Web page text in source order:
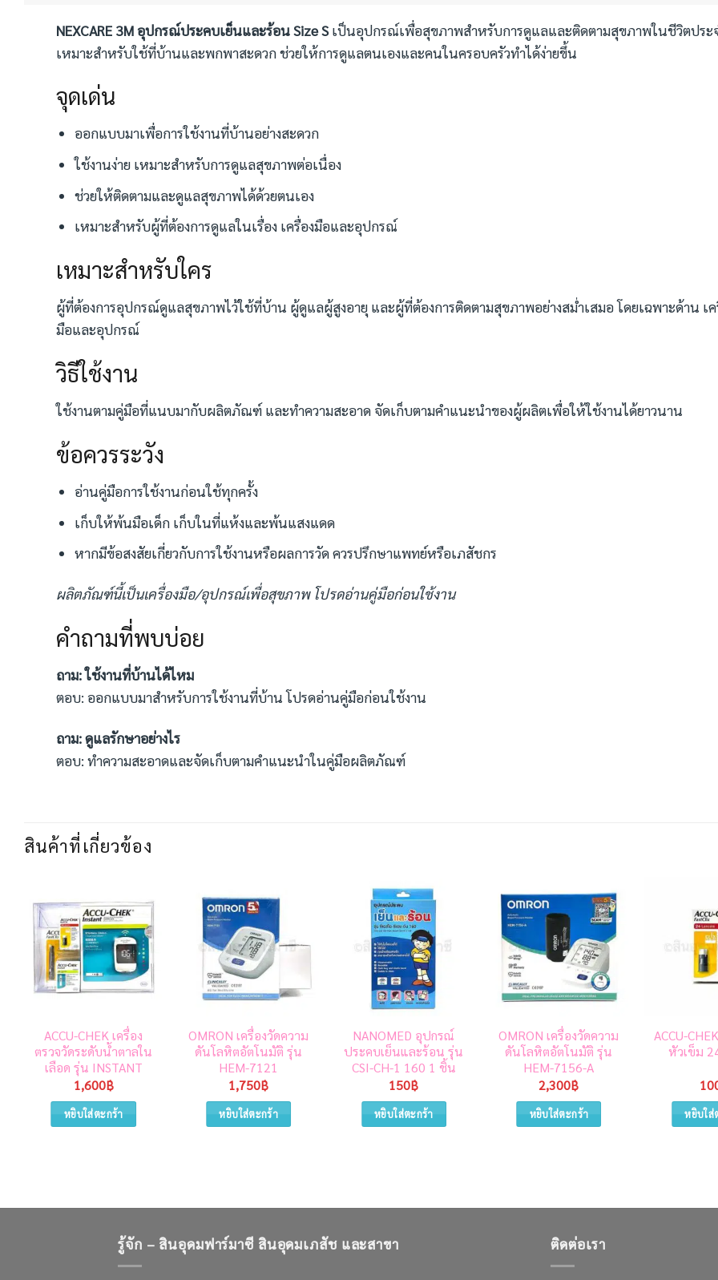
NEXCARE 3M อุปกรณ์ประคบเย็นและร้อน Size Sเป็นอุปกรณ์เพื่อสุขภาพสำหรับการดูแลและติดตามสุขภาพในชีวิตประ
เหมาะสำหรับใช้ที่บ้านและพกพาสะดวก ช่วยให้การดูแลตนเองและคนในครอบครัวทำได้ง่ายขึ้น
จุดเด่น
ออกแบบมาเพื่อการใช้งานที่บ้านอย่างสะดวก
ใช้งานง่าย เหมาะสำหรับการดูแลสุขภาพต่อเนื่อง
ช่วยให้ติดตามและดูแลสุขภาพได้ด้วยตนเอง
เหมาะสำหรับผู้ที่ต้องการดูแลในเรื่อง เครื่องมือและอุปกรณ์
เหมาะสำหรับใคร
ผู้ที่ต้องการอุปกรณ์ดูแลสุขภาพไว้ใช้ที่บ้าน ผู้ดูแลผู้สูงอายุ และผู้ที่ต้องการติดตามสุขภาพอย่างสม่ำเสมอ โดยเฉพาะด้าน เค
มือและอุปกรณ์
วิธีใช้งาน
ใช้งานตามคู่มือที่แนบมากับผลิตภัณฑ์ และทำความสะอาด จัดเก็บตามคำแนะนำของผู้ผลิตเพื่อให้ใช้งานได้ยาวนาน
ข้อควรระวัง
อ่านคู่มือการใช้งานก่อนใช้ทุกครั้ง
เก็บให้พ้นมือเด็ก เก็บในที่แห้งและพ้นแสงแดด
หากมีข้อสงสัยเกี่ยวกับการใช้งานหรือผลการวัด ควรปรึกษาแพทย์หรือเภสัชกร
ผลิตภัณฑ์นี้เป็นเครื่องมือ/อุปกรณ์เพื่อสุขภาพ โปรดอ่านคู่มือก่อนใช้งาน
คำถามที่พบบ่อย
ถาม: ใช้งานที่บ้านได้ไหม
ตอบ: ออกแบบมาสำหรับการใช้งานที่บ้าน โปรดอ่านคู่มือก่อนใช้งาน
ถาม: ดูแลรักษาอย่างไร
ตอบ: ทำความสะอาดและจัดเก็บตามคำแนะนำในคู่มือผลิตภัณฑ์
สินค้าที่เกี่ยวข้อง
ACCU-CHEK เครื่อง
ตรวจวัดระดับน้ำตาลใน
เลือด รุ่น INSTANT
1,600฿
หยิบใส่ตะกร้า
OMRON เครื่องวัดความ
ดันโลหิตอัตโนมัติ รุ่น
HEM-7121
1,750฿
หยิบใส่ตะกร้า
NANOMED อุปกรณ์
ประคบเย็นและร้อน รุ่น
CSI-CH-1 160 1 ชิ้น
150฿
หยิบใส่ตะกร้า
OMRON เครื่องวัดความ
ดันโลหิตอัตโนมัติ รุ่น
HEM-7156-A
2,300฿
หยิบใส่ตะกร้า
ACCU-
หัวเข็ม
หยิบใส่
รู้จัก – สินอุดมฟาร์มาซี สินอุดมเภสัช และสาขา ติดต่อเรา